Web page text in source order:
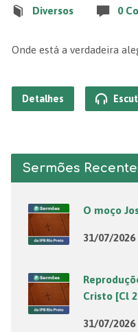
Diversos 0
Onde está a verdadeira
Detalhes
Sermões
O moço
31/07/2026
Cristo [Cl
31/07/2026